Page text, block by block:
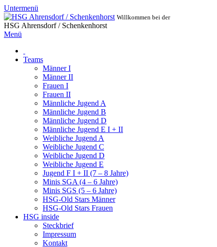
Untermenü
Willkommen bei der
HSG Ahrensdorf / Schenkenhorst
Menü
Teams
Männer I
Männer II
Frauen I
Frauen II
Männliche Jugend A
Männliche Jugend B
Männliche Jugend D
Männliche Jugend E I + II
Weibliche Jugend A
Weibliche Jugend C
Weibliche Jugend D
Weibliche Jugend E
Jugend F I + II (7 – 8 Jahre)
Minis SGA (4 – 6 Jahre)
Minis SGS (5 – 6 Jahre)
HSG-Old Stars Männer
HSG-Old Stars Frauen
HSG inside
Steckbrief
Impressum
Kontakt